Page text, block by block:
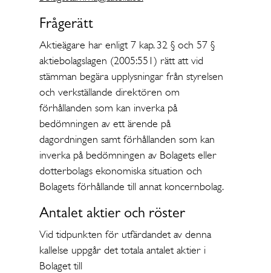
Frågerätt
Aktieägare har enligt 7 kap. 32 § och 57 §
aktiebolagslagen (2005:551) rätt att vid
stämman begära upplysningar från styrelsen
och verkställande direktören om
förhållanden som kan inverka på
bedömningen av ett ärende på
dagordningen samt förhållanden som kan
inverka på bedömningen av Bolagets eller
dotterbolags ekonomiska situation och
Bolagets förhållande till annat koncernbolag.
Antalet aktier och röster
Vid tidpunkten för utfärdandet av denna
kallelse uppgår det totala antalet aktier i
Bolaget till